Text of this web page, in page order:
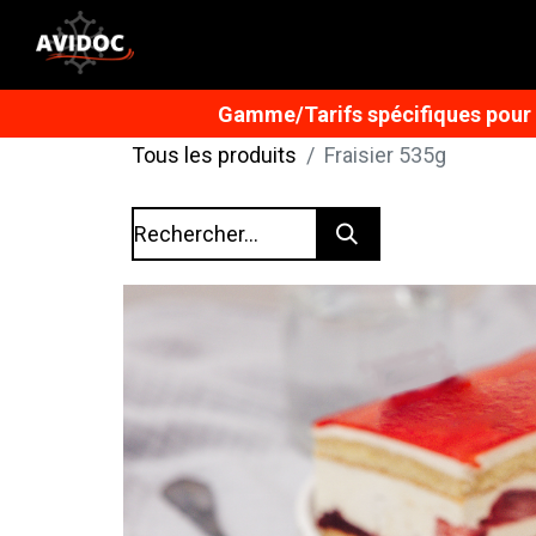
Gamme/Tarifs spécifiques
Tous les produits
Fraisier 535g